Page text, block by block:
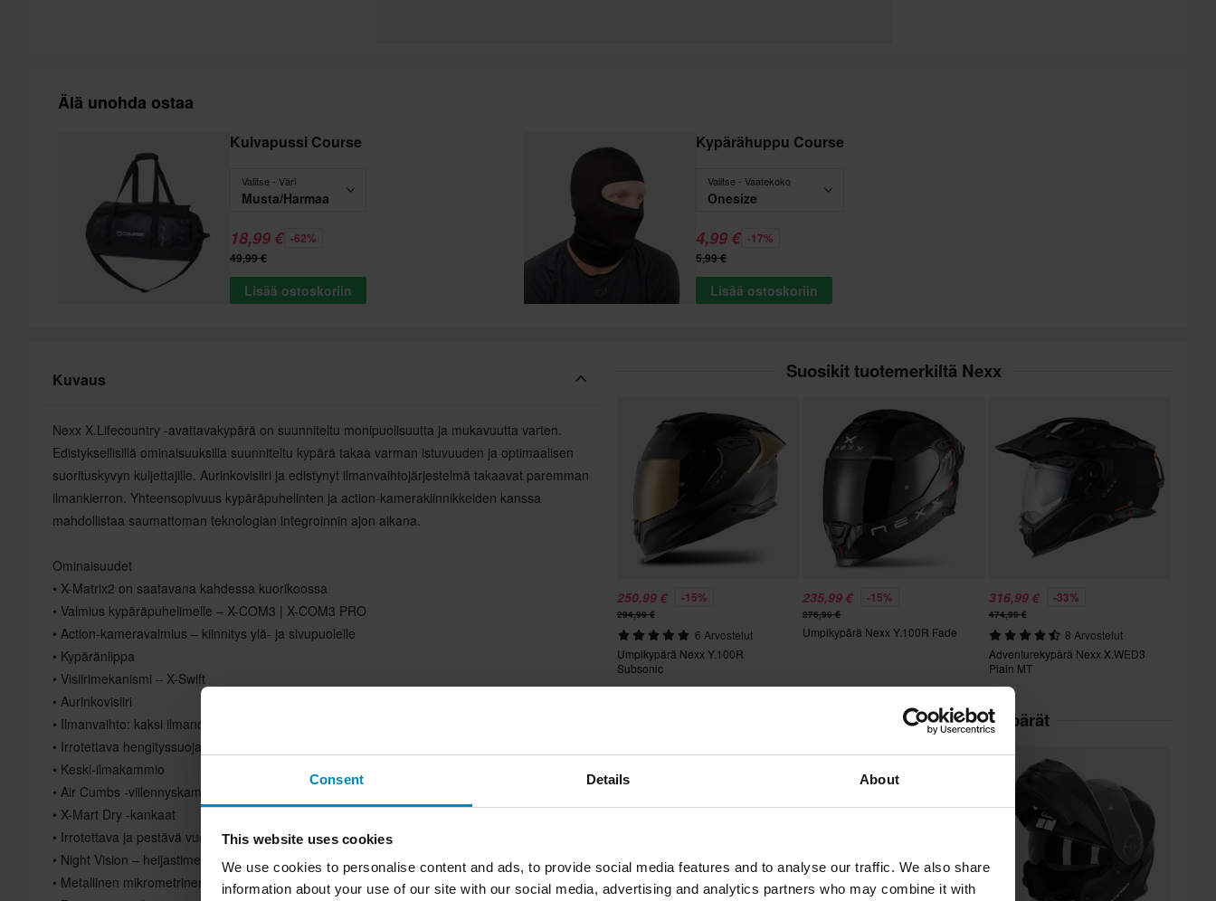
Consent Details About
This website uses cookies
We use cookies to personalise content and ads, to provide social media features and to analyse our traffic. We also share
information about your use of our site with our social media, advertising and analytics partners who may combine it with
Älä unohda ostaa
Kuivapussi Course
Valitse - Väri
Musta/Harmaa
18,99 € -62%
49,99 €
Lisää ostoskoriin
Kypärähuppu Course
Valitse - Vaatekoko
Onesize
4,99 € -17%
5,99 €
Lisää ostoskoriin
Kuvaus
Nexx X.Lifecountry -avattavakypärä on suunniteltu monipuolisuutta ja mukavuutta varten.
Edistyksellisillä ominaisuuksilla suunniteltu kypärä takaa varman istuvuuden ja optimaalisen
suorituskyvyn kuljettajille. Aurinkovisiiri ja edistynyt ilmanvaihtojärjestelmä takaavat paremman
ilmankierron. Yhteensopivuus kypäräpuhelinten ja action-kamerakiinnikkeiden kanssa
mahdollistaa saumattoman teknologian integroinnin ajon aikana.
Ominaisuudet
• X-Matrix2 on saatavana kahdessa kuorikoossa
• Valmius kypäräpuhelimelle – X-COM3 | X-COM3 PRO
• Action-kameravalmius – kiinnitys ylä- ja sivupuolelle
• Kypäränlippa
• Visiirimekanismi – X-Swift
• Aurinkovisiiri
• Ilmanvaihto: kaksi ilmanottoaukkoa ja kaksi ilmanpoistoaukkoa
• Irrotettava hengityssuoja
• Keski-ilmakammio
• Air Cumbs -viilennyskammio
• X-Mart Dry -kankaat
• Irrotettava ja pestävä vuori
• Night Vision – heijastimet
• Metallinen mikrometrinen suljin
Suosikit tuotemerkiltä Nexx
250,99 € -15%
294,99 €
6 Arvostelut
Umpikypärä Nexx Y.100R
Subsonic
235,99 € -15%
276,99 €
Umpikypärä Nexx Y.100R Fade
316,99 € -33%
474,99 €
8 Arvostelut
Adventurekypärä Nexx X.WED3
Plain MT
Suosikit kategoriassa Avattavat Kypärät